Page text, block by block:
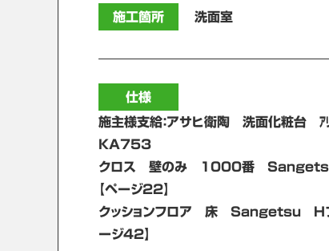
施工箇所 洗面室
仕様
施主様支給：アサヒ衛陶 洗面化粧
KA753
クロス 壁のみ 1000番
【ページ22】
クッションフロア 床 Sangetsu
ージ42】